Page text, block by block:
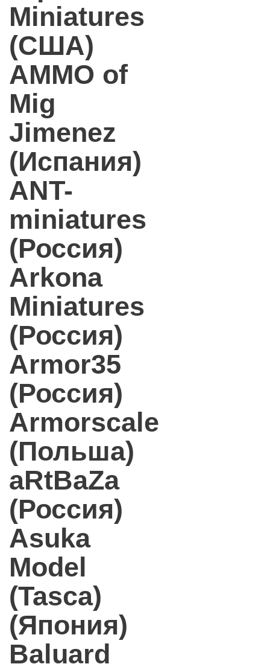
Miniatures
(США)
AMMO of
Mig
Jimenez
(Испания)
ANT-
miniatures
(Россия)
Arkona
Miniatures
(Россия)
Armor35
(Россия)
Armorscale
(Польша)
aRtBaZa
(Россия)
Asuka
Model
(Tasca)
(Япония)
Baluard